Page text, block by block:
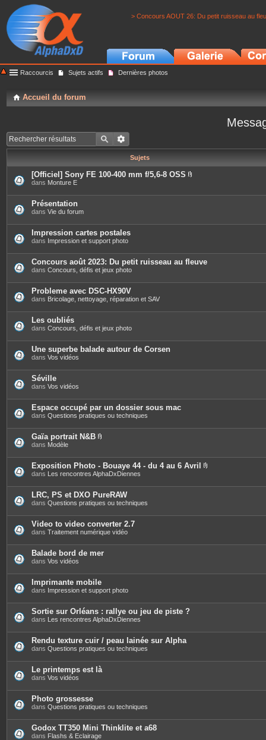
> Concours AOUT 26: Du petit ruisseau au
Raccourcis Sujets actifs Dernières photos
Accueil du forum
Sujets
[Officiel] Sony FE 100-400 mm f/5,6-8 OSS
è
j
t
e
s
dans Monture E
Présentation
dans Vie du forum
Impression cartes postales
dans Impression et support photo
Concours août 2023: Du petit ruisseau au fleuve
dans Concours, défis et jeux photo
Probleme avec DSC-HX90V
dans Bricolage, nettoyage, réparation et SAV
Les oubliés
dans Concours, défis et jeux photo
Une superbe balade autour de Corsen
dans Vos vidéos
Séville
dans Vos vidéos
Espace occupé par un dossier sous mac
dans Questions pratiques ou techniques
Gaïa portrait N&B
è
c
e
s
j
o
i
n
t
e
s
dans Modèle
Exposition Photo - Bouaye 44 - du 4 au 6 Avril
è
j
t
dans Les rencontres AlphaDxDiennes
LRC, PS et DXO PureRAW
dans Questions pratiques ou techniques
Video to video converter 2.7
dans Traitement numérique vidéo
Balade bord de mer
dans Vos vidéos
Imprimante mobile
dans Impression et support photo
Sortie sur Orléans : rallye ou jeu de piste ?
dans Les rencontres AlphaDxDiennes
Rendu texture cuir / peau lainée sur Alpha
dans Questions pratiques ou techniques
Le printemps est là
dans Vos vidéos
Photo grossesse
dans Questions pratiques ou techniques
Godox TT350 Mini Thinklite et a68
dans Flashs & Eclairage